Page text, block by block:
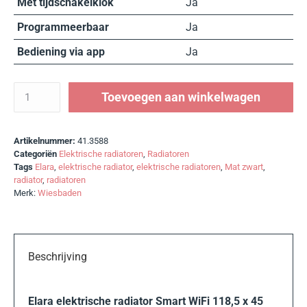
Programmeerbaar
Ja
Bediening via app
Ja
Toevoegen aan winkelwagen
Artikelnummer: 41.3588
Categoriën Elektrische radiatoren Radiatoren
Tags Elara elektrische radiator, elektrische radiatoren Mat zwart
radiator, radiatoren
Merk: Wiesbaden
Beschrijving
Elara elektrische radiator Smart WiFi 118,5 x 45